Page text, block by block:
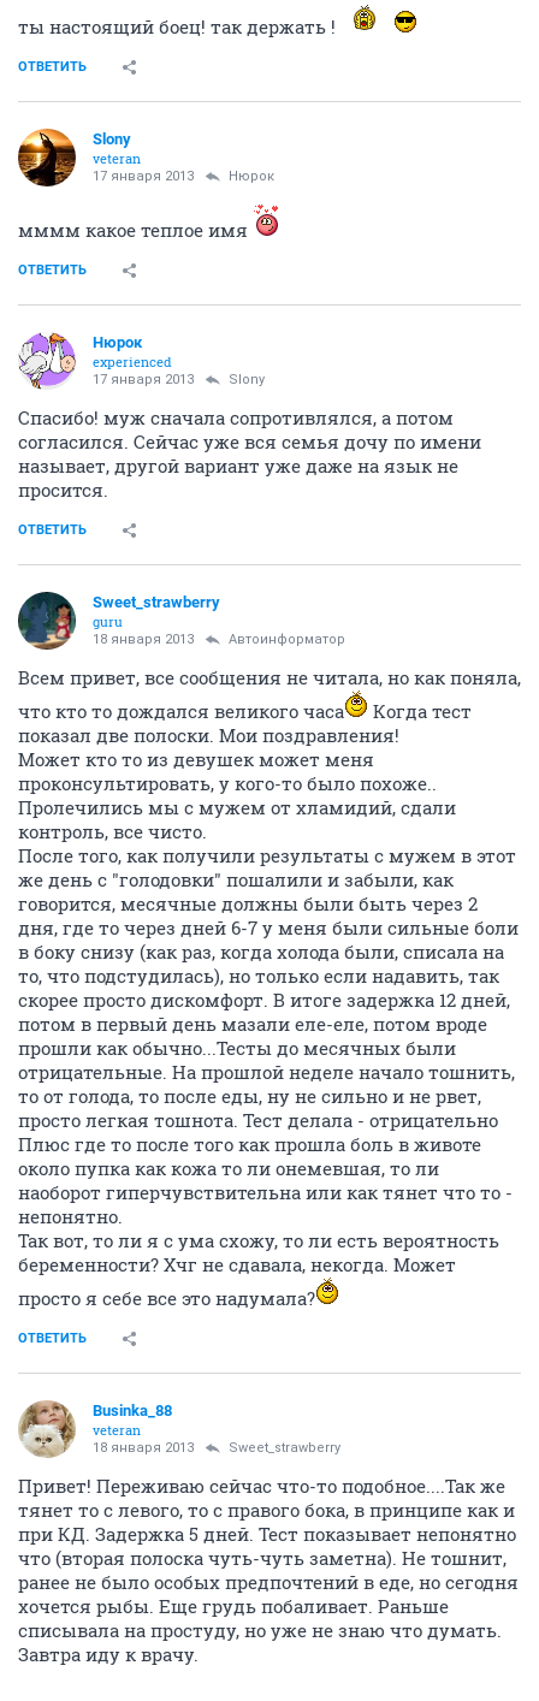
guru
17 января 2013
ты настоящий боец! так держать !
veteran
17 января 2013
мммм какое теплое имя
ОТВЕТИТЬ
Нюрок
experienced
17 января 2013 Slony
Спасибо! муж сначала сопротивлялся, а потом
согласился. Сейчас уже вся семья дочу по имени
называет, другой вариант уже даже на язык не
просится.
ОТВЕТИТЬ
Sweet_strawberry
guru
Всем привет, все сообщения не читала, но как поняла,
что кто то дождался великого часа
Когда тест
показал две полоски. Мои поздравления!
Может кто то из девушек может меня
проконсультировать, у кого-то было похоже..
Пролечились мы с мужем от хламидий, сдали
контроль, все чисто.
После того, как получили результаты с мужем в этот
же день с "голодовки" пошалили и забыли, как
говорится, месячные должны были быть через 2
дня, где то через дней 6-7 у меня были сильные боли
в боку снизу (как раз, когда холода были, списала на
то, что подстудилась), но только если надавить, так
скорее просто дискомфорт. В итоге задержка 12 дней,
потом в первый день мазали еле-еле, потом вроде
прошли как обычно...Тесты до месячных были
отрицательные. На прошлой неделе начало тошнить,
то от голода, то после еды, ну не сильно и не рвет,
просто легкая тошнота. Тест делала - отрицательно
около пупка как кожа то ли онемевшая, то ли
наоборот гиперчувствительна или как тянет что то -
непонятно.
Так вот, то ли я с ума схожу, то ли есть вероятность
беременности? Хчг не сдавала, некогда. Может
просто я себе все это надумала?
ОТВЕТИТЬ
Businka_88
veteran
18 января 2013 Sweet_strawberry
Привет! Переживаю сейчас что-то подобное....Так же